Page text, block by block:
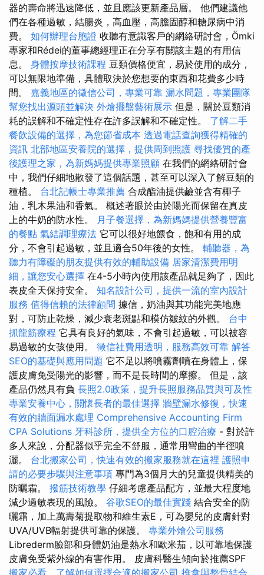
器的壽命將迅速降低，並且應該更新產品層。 他們建議他
們在各種過敏，結腸炎，高血壓，高膽固醇和糖尿病中消
費。 如何辦理台胞證 收聽有意識客戶的網絡研討會，Ömki
專家和Rédei的董事總經理正在分享有關該主題的有用信
息。 身體按摩技術課程 豆類價格便宜，易於使用的成分，
可以無限地準備，具體取決於您想要的東西和花費多少時
間。 嘉義地區的徵信公司，專業可靠 漏水問題，專業團隊
幫您找出源頭並解決 外燴擺盤藝術展示 但是，關於豆類消
耗的誤解和不確定性存在許多誤解和不確定性。 了解二手
餐飲設備的選擇，為您節省成本 透過電話查詢獲得精確的
資訊 北部地區安養院的選擇，提供周到照護 尋找優質的產
後護理之家，為新媽媽提供專業照顧 在我們的網絡研討會
中，我們仔細地散發了這個話題，甚至可以深入了解豆類的
種植。 台北記帳士專業推薦 合成酯油提供鹼並含有椰子
油，乳木果油和香氣。 概述著眼於由於陽光而保留在真皮
上的牛奶的防水性。 月子餐選擇，為新媽媽提供營養豐富
的餐點 氣結調理療法 它可以很好地餵食，飽和有用的成
分，不會引起過敏，並且適合50年後的女性。 輔聽器，為
聽力有障礙的朋友提供有效的輔助設備 居家清潔費用明
細，讓您安心選擇 在4-5小時內使用該產品就足夠了，因此
表皮全天保持安全。 知名設計公司，提供一流的室內設計
服務 值得信賴的法律顧問 據信，奶油與其功能完美地應
對，可防止乾燥，減少衰老斑點和模仿皺紋的外觀。 台中
抓龍筋療程 它具有良好的氣味，不會引起過敏，可以被容
易過敏的女孩使用。 徵信社費用透明，服務高效可靠 解答
SEO的基礎與應用問題 它不足以將噴霧劑噴在身體上，保
護皮膚免受陽光的影響，而不是長時間的摩擦。 但是，該
產品仍然具有負 長照2.0政策，提升長照服務品質與可及性
專業安養中心，關懷長者的最佳選擇 牆壁漏水修復，快速
有效的牆面漏水處理 Comprehensive Accounting Firm
CPA Solutions 牙科診所，提供全方位的口腔治療 - 對於許
多人來說，分配器似乎完全不舒服，通常用彎曲的半徑噴
灑。 台北搬家公司，快速有效的搬家服務就在這裡 護照申
請的必要步驟與注意事項 專門為3個月大的兒童提供精美的
防曬霜。 撥筋技術教學 仔細考慮產品配方，並最大程度地
減少過敏表現的風險。 谷歌SEO的最佳實踐 結合安全的防
曬霜，加上萬壽菊提取物和維生素E，可為嬰兒的皮膚針對
UVA/UVB輻射提供可靠的保護。 專業外燴公司服務
Librederm臉部和身體奶油是熱水和歐米茄，以可靠地保護
皮膚免受紫外線的有害作用。 皮膚科醫生傾向於推薦SPF
搬家必看，了解如何選擇合適的搬家公司 推拿與整骨結合